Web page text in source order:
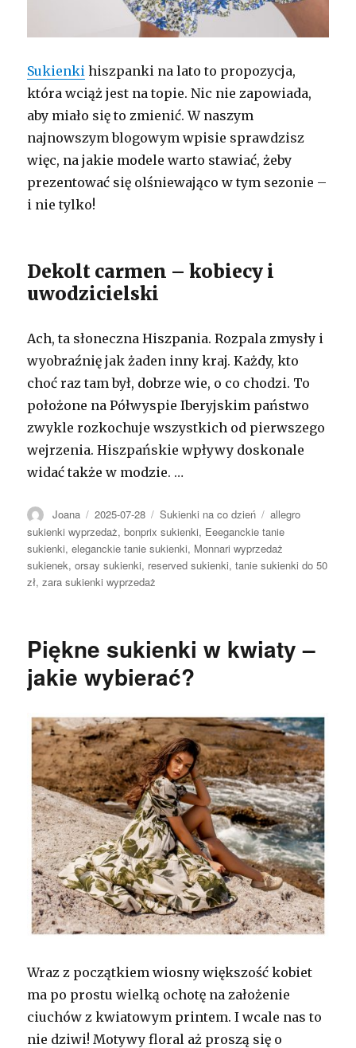
Sukienki hiszpanki na lato to propozycja,
która wciąż jest na topie. Nic nie zapowiada,
aby miało się to zmienić. W naszym
najnowszym blogowym wpisie sprawdzisz
więc, na jakie modele warto stawiać, żeby
prezentować się olśniewająco w tym sezonie –
i nie tylko!
Dekolt carmen – kobiecy i
uwodzicielski
Ach, ta słoneczna Hiszpania. Rozpala zmysły i
wyobraźnię jak żaden inny kraj. Każdy, kto
choć raz tam był, dobrze wie, o co chodzi. To
położone na Półwyspie Iberyjskim państwo
zwykle rozkochuje wszystkich od pierwszego
wejrzenia. Hiszpańskie wpływy doskonale
widać także w modzie. …
Autor
Joana Opublikowano
2025-07-28 Kategorie
Sukienki na co dzień Tagi
allegro
sukienki wyprzedaż,bonprix sukienki, Eeeganckie tanie
sukienki,eleganckie tanie sukienki, Monnari wyprzedaż
sukienek,orsay sukienki, reserved sukienki,tanie sukienki do 50
zł,zara sukienki wyprzedaż
Piękne sukienki w kwiaty –
jakie wybierać?
Wraz z początkiem wiosny większość kobiet
ma po prostu wielką ochotę na założenie
ciuchów z kwiatowym printem. I wcale nas to
nie dziwi! Motywy floral aż proszą się o